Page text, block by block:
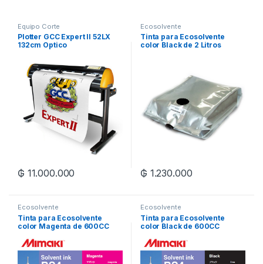
Equipo Corte
Plotter GCC Expert II 52LX
132cm Optico
₲ 11.000.000
Ecosolvente
Tinta para Ecosolvente
color Black de 2 Litros
₲ 1.230.000
Ecosolvente
Tinta para Ecosolvente
color Magenta de 600CC
Ecosolvente
Tinta para Ecosolvente
color Black de 600CC